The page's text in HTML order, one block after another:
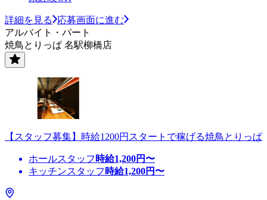
詳細を見る
応募画面に進む
アルバイト・パート
焼鳥とりっぱ 名駅柳橋店
【スタッフ募集】時給1200円スタートで稼げる焼鳥とりっぱ
ホールスタッフ 時給1,200円〜
キッチンスタッフ 時給1,200円〜